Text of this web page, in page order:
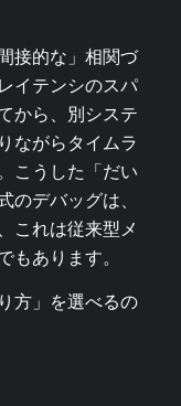
接的な」相関づ
イテンシのスパ
から、別システ
ながらタイムラ
こうした「だい
のデバッグは、
これは従来型メ
もあります。
方」を選べるの